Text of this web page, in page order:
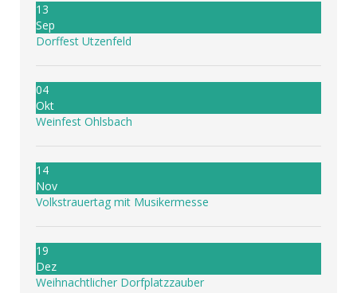
13
Sep
Dorffest Utzenfeld
04
Okt
Weinfest Ohlsbach
14
Nov
Volkstrauertag mit Musikermesse
19
Dez
Weihnachtlicher Dorfplatzzauber